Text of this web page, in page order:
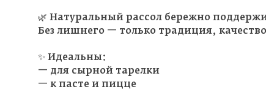
🌿 Натуральный рассол бережно
Без лишнего — только традиция,
✨ Идеальны:
— для сырной тарелки
— к пасте и пицце